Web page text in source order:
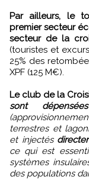
Par ailleurs, le
premier secteur
secteur de la
(touristes et
25% des
XPF (125 M€).
Le club de la
sont
terrestres et
et injectés
ce qui est
systèmes
des populations